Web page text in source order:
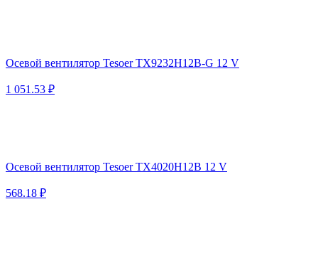
Осевой вентилятор Tesoer TX9232H12B-G 12 V
1 051.53 ₽
Осевой вентилятор Tesoer TX4020H12B 12 V
568.18 ₽